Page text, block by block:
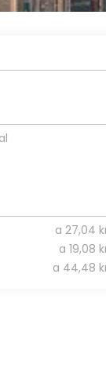
a 27,04
a 19,08
a 44,48